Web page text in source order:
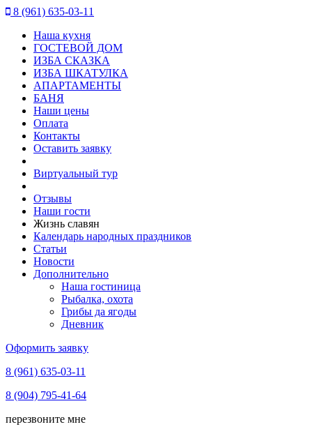
8 (961) 635-03-11
Наша кухня
ГОСТЕВОЙ ДОМ
ИЗБА СКАЗКА
ИЗБА ШКАТУЛКА
АПАРТАМЕНТЫ
БАНЯ
Наши цены
Оплата
Контакты
Оставить заявку
Виртуальный тур
Отзывы
Наши гости
Жизнь славян
Календарь народных праздников
Статьи
Новости
Дополнительно
Наша гостиница
Рыбалка, охота
Грибы да ягоды
Дневник
Оформить заявку
8 (961) 635-03-11
8 (904) 795-41-64
перезвоните мне